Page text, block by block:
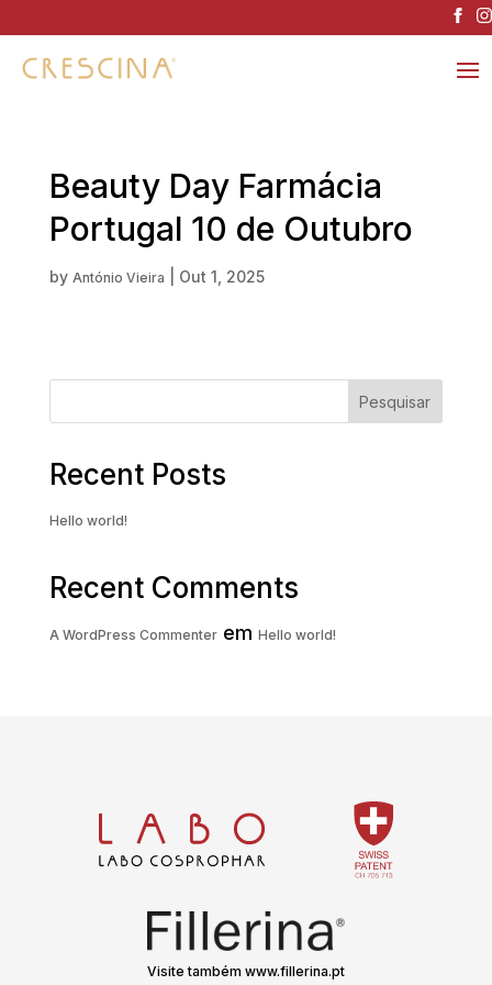
Beauty Day Farmácia
Portugal 10 de Outubro
by António Vieira Out 1, 2025
Pesquisar
Recent Posts
Hello world!
Recent Comments
A WordPress Commenterem Hello world!
Visite também www.fillerina.pt